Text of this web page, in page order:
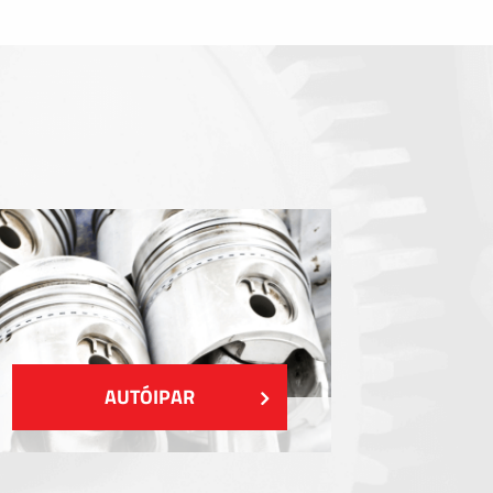
MUTASS TÖBBET
AUTÓIPAR